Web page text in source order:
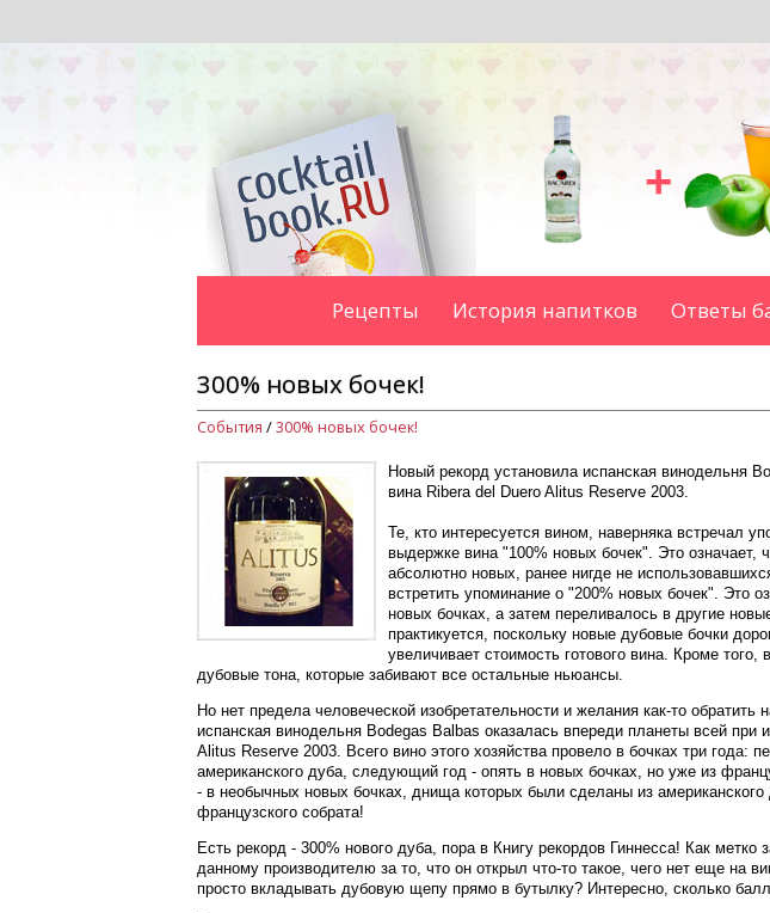
+
Рецепты История напитков Ответы
300% новых бочек!
События /300% новых бочек!
Новый рекорд установила испанская винодельня
вина Ribera del Duero Alitus Reserve 2003.
Те, кто интересуется вином, наверняка встречал
выдержке вина "100% новых бочек". Это означает,
абсолютно новых, ранее нигде не
встретить упоминание о "200% новых бочек". Это
новых бочках, а затем переливалось в другие
практикуется, поскольку новые дубовые бочки
увеличивает стоимость готового вина. Кроме
дубовые тона, которые забивают все остальные ньюансы.
Но нет предела человеческой изобретательности и желания как-то
испанская винодельня Bodegas Balbas оказалась впереди планеты всей при
Alitus Reserve 2003. Всего вино этого хозяйства провело в бочках три года:
американского дуба, следующий год - опять в новых бочках, но уже из
- в необычных новых бочках, днища которых были сделаны из американского
французского собрата!
Есть рекорд - 300% нового дуба, пора в Книгу рекордов Гиннесса! Как метко
данному производителю за то, что он открыл что-то такое, чего нет еще на
просто вкладывать дубовую щепу прямо в бутылку? Интересно, сколько